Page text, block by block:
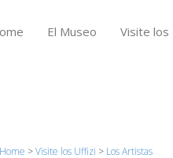
El Museo Visite los
Home >Visite los Uffizi > Los Artistas